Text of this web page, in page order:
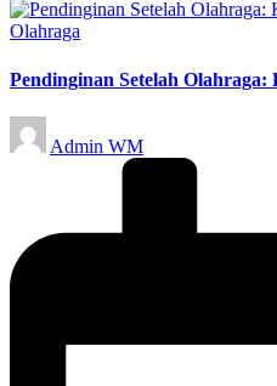
Posted
Olahraga
Pendinginan Setelah
Posted
by
Admin WM